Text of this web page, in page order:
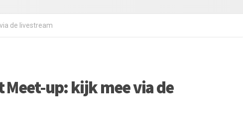
de livestream
up: kijk mee via de